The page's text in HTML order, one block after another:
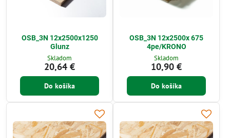
OSB_3N 12x2500x1250
Glunz
Skladom
20,64 €
Do košíka
OSB_3N 12x2500x 675
4pe/KRONO
Skladom
10,90 €
Do košíka